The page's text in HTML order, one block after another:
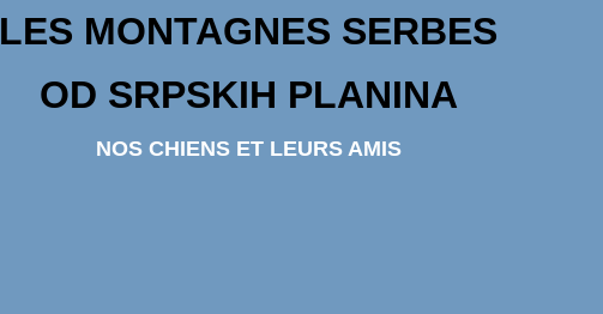
LES MONTAGNES SERBES
OD SRPSKIH PLANINA
NOS CHIENS ET LEURS AMIS